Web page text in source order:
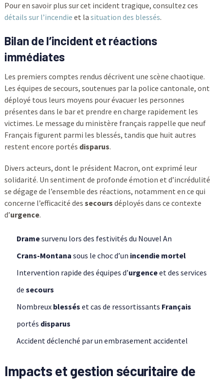
Pour en savoir plus sur cet incident tragique, consultez ces
détails sur l’incendie et la situation des blessés.
Bilan de l’incident et réactions
immédiates
Les premiers comptes rendus décrivent une scène chaotique.
Les équipes de secours, soutenues par la police cantonale, ont
déployé tous leurs moyens pour évacuer les personnes
présentes dans le bar et prendre en charge rapidement les
victimes. Le message du ministère français rappelle que neuf
Français figurent parmi les blessés, tandis que huit autres
restent encore portés disparus.
Divers acteurs, dont le président Macron, ont exprimé leur
solidarité. Un sentiment de profonde émotion et d’incrédulité
se dégage de l’ensemble des réactions, notamment en ce qui
concerne l’efficacité des secours déployés dans ce contexte
d’urgence.
Dramesurvenu lors des festivités du Nouvel An
Crans-Montana sous le choc d’un incendie mortel
Intervention rapide des équipes d’urgenceet des services
de secours
Nombreux blessés et cas de ressortissants Français
portés disparus
Accident déclenché par un embrasement accidentel
Impacts et gestion sécuritaire de